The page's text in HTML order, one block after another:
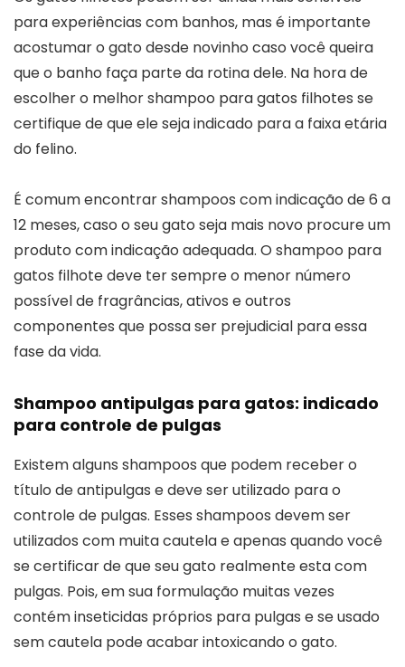
para experiências com banhos, mas é importante
acostumar o gato desde novinho caso você queira
que o banho faça parte da rotina dele. Na hora de
escolher o melhor shampoo para gatos filhotes se
certifique de que ele seja indicado para a faixa etária
do felino.
É comum encontrar shampoos com indicação de 6 a
12 meses, caso o seu gato seja mais novo procure um
produto com indicação adequada. O shampoo para
gatos filhote deve ter sempre o menor número
possível de fragrâncias, ativos e outros
componentes que possa ser prejudicial para essa
fase da vida.
Shampoo antipulgas para gatos: indicado
para controle de pulgas
Existem alguns shampoos que podem receber o
título de antipulgas e deve ser utilizado para o
controle de pulgas. Esses shampoos devem ser
utilizados com muita cautela e apenas quando você
se certificar de que seu gato realmente esta com
pulgas. Pois, em sua formulação muitas vezes
contém inseticidas próprios para pulgas e se usado
sem cautela pode acabar intoxicando o gato.